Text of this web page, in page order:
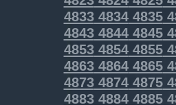
483348344835
484348444845
485348544855
486348644865
487348744875
488348844885